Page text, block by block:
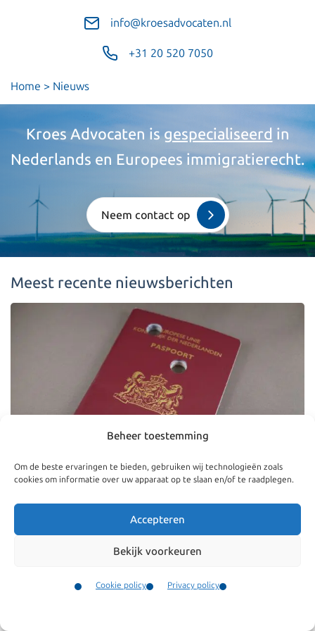
Beheer toestemming
Om de beste ervaringen te bieden, gebruiken wij technologieën zoals
cookies om informatie over uw apparaat op te slaan en/of te raadplegen.
Accepteren
Bekijk voorkeuren
Cookie policy Privacy policy
info@kroesadvocaten.nl
+31 20 520 7050
Home > Nieuws
Kroes Advocaten isgespecialiseerd in
Nederlands en Europees immigratierecht.
Neem contact op
Meest recente nieuwsberichten
05 jul 2026
Wedertoelating voor oud-
Nederlanderschap